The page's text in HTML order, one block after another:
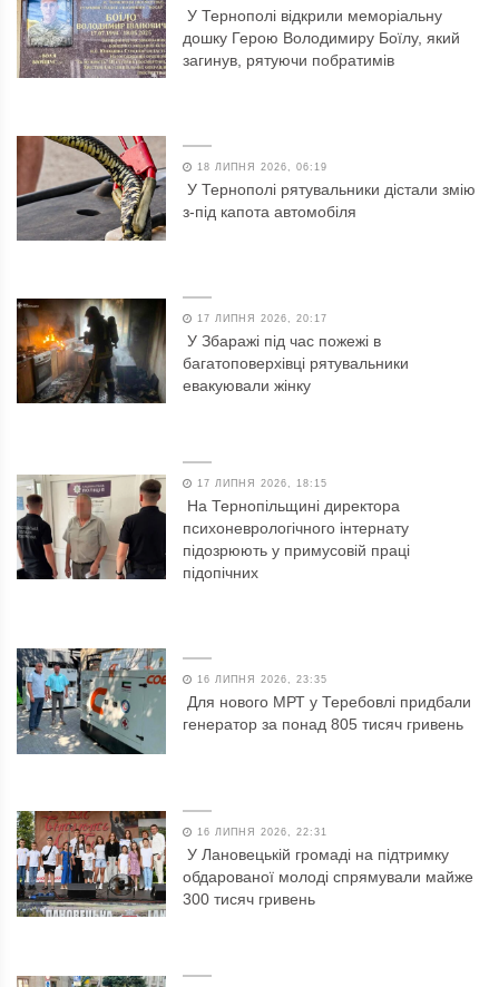
У Тернополі відкрили меморіальну
дошку Герою Володимиру Боїлу, який
загинув, рятуючи побратимів
18 ЛИПНЯ 2026, 06:19
У Тернополі рятувальники дістали змію
з-під капота автомобіля
17 ЛИПНЯ 2026, 20:17
У Збаражі під час пожежі в
багатоповерхівці рятувальники
евакуювали жінку
17 ЛИПНЯ 2026, 18:15
На Тернопільщині директора
психоневрологічного інтернату
підозрюють у примусовій праці
підопічних
16 ЛИПНЯ 2026, 23:35
Для нового МРТ у Теребовлі придбали
генератор за понад 805 тисяч гривень
16 ЛИПНЯ 2026, 22:31
У Лановецькій громаді на підтримку
обдарованої молоді спрямували майже
300 тисяч гривень